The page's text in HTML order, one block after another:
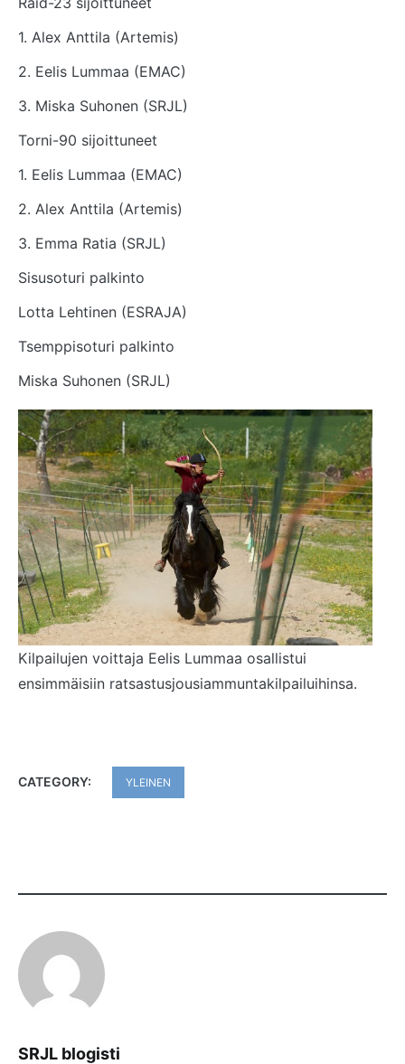
1. Alex Anttila (Artemis)
2. Eelis Lummaa (EMAC)
3. Miska Suhonen (SRJL)
Torni-90 sijoittuneet
1. Eelis Lummaa (EMAC)
2. Alex Anttila (Artemis)
3. Emma Ratia (SRJL)
Sisusoturi palkinto
Lotta Lehtinen (ESRAJA)
Tsemppisoturi palkinto
Miska Suhonen (SRJL)
Kilpailujen voittaja Eelis Lummaa osallistui
ensimmäisiin ratsastusjousiammuntakilpailuihinsa.
CATEGORY: YLEINEN
SRJL blogisti